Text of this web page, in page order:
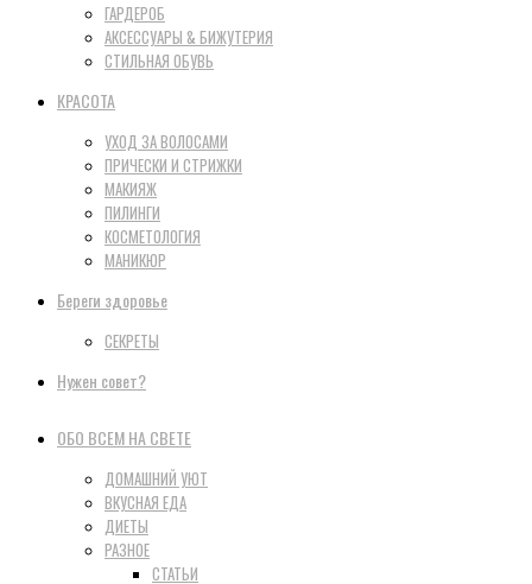
ГАРДЕРОБ
АКСЕССУАРЫ & БИЖУТЕРИЯ
СТИЛЬНАЯ ОБУВЬ
КРАСОТА
УХОД ЗА ВОЛОСАМИ
ПРИЧЕСКИ И СТРИЖКИ
МАКИЯЖ
ПИЛИНГИ
КОСМЕТОЛОГИЯ
МАНИКЮР
Береги здоровье
СЕКРЕТЫ
Нужен совет?
ОБО ВСЕМ НА СВЕТЕ
ДОМАШНИЙ УЮТ
ВКУСНАЯ ЕДА
ДИЕТЫ
РАЗНОЕ
СТАТЬИ